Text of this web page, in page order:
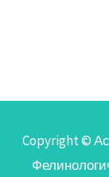
Copyright ©